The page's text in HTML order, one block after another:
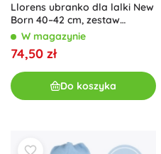
Llorens ubranko dla lalki New
Born 40–42 cm, zestaw
4‑częściowy
W magazynie
74,50 zł
Do koszyka